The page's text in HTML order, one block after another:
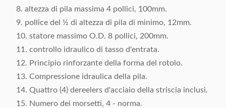
8. altezza di pila massima 4 pollici, 100mm.
9. pollice del ½ di altezza di pila di minimo, 12mm.
10. statore massimo O.D. 8 pollici, 200mm.
11. controllo idraulico di tasso d'entrata.
12. Principio rinforzante della forma del rotolo.
13. Compressione idraulica della pila.
14. Quattro (4) dereelers d'acciaio della striscia inclusi.
15. Numero dei morsetti, 4 - norma.